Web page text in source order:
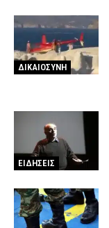
ΔΙΚΑΙΟΣΥΝΗ
ΕΙΔΗΣΕΙΣ